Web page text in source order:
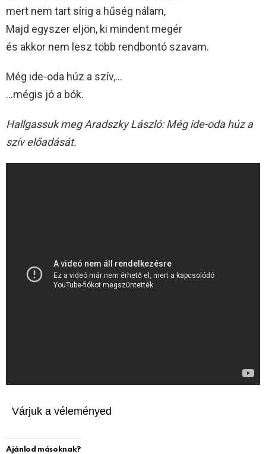
mert nem tart sírig a hűség nálam,
Majd egyszer eljön, ki mindent megér
és akkor nem lesz több rendbontó szavam.
Még ide-oda húz a szív,…
…mégis jó a bók.
Hallgassuk meg Aradszky László: Még ide-oda húz a
szív előadását.
Várjuk a véleményed
Ajánlod másoknak?